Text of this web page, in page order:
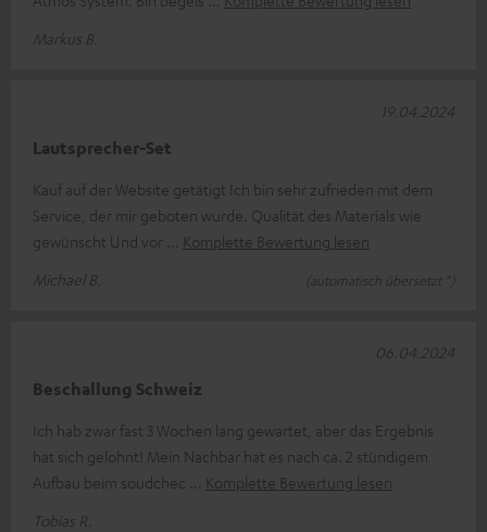
Markus B.
Lautsprecher-Set
Kauf auf der Website getätigt Ich bin sehr zufrieden mit dem
Service, der mir geboten wurde. Qualität des Materials wie
gewünscht Und vor
Komplette Bewertung lesen
Michael B.
(automatisch übersetzt *)
19.04.2024
Beschallung Schweiz
Ich hab zwar fast 3 Wochen lang gewartet, aber das Ergebnis
hat sich gelohnt! Mein Nachbar hat es nach ca. 2 stündigem
Aufbau beim soudchec
Komplette Bewertung lesen
Tobias R.
06.04.2024